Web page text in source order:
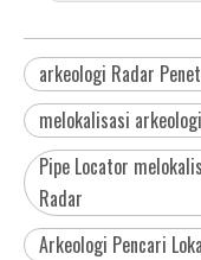
arkeologi Radar
melokalisasi
Pipe Locator
Radar
Arkeologi Pencari